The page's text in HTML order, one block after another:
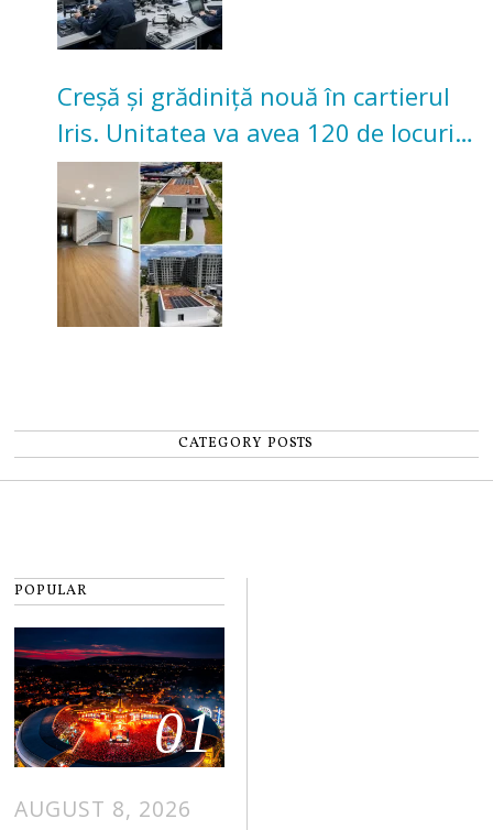
Creșă și grădiniță nouă în cartierul
Iris. Unitatea va avea 120 de locuri
pentru copii
CATEGORY POSTS
POPULAR
01
AUGUST 8, 2026